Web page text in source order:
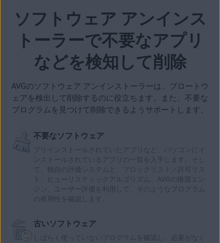
ソフトウェア アンインス
トーラーで不要なアプリ
などを検知して削除
AVGのソフトウェア アンインストーラーは、
ブロートウ
ェアを検出して削除するのに役立ちます。また、不要な
プログラムを見つけて削除できるようサポートします。
不要なソフトウェア
プリインストールされていたアプリなど、パソコンにイ
ンストールされているアプリの一覧を入手します。そし
て、独自の評価システムと、ブロックリスト／許可リス
ト、ヒューリスティックアルゴリズム、AVGの推奨エン
ジン、ユーザー評価を利用して、そのようなプログラム
の有用性を確認します。
古いソフトウェア
しばらく使っていないプログラムを確認し、必要がなく